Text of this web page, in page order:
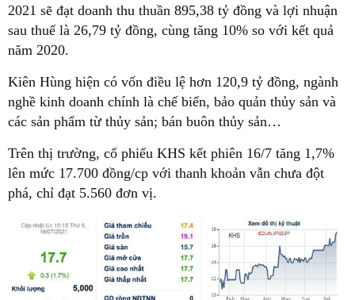
2021 sẽ đạt doanh thu thuần 895,38 tỷ đồng và lợi nhuận
sau thuế là 26,79 tỷ đồng, cùng tăng 10% so với kết quả
năm 2020.
Kiên Hùng hiện có vốn điều lệ hơn 120,9 tỷ đồng, ngành
nghề kinh doanh chính là chế biến, bảo quản thủy sản và
các sản phẩm từ thủy sản; bán buôn thủy sản…
Trên thị trường, cổ phiếu KHS kết phiên 16/7 tăng 1,7%
lên mức 17.700 đồng/cp với thanh khoản vẫn chưa đột
phá, chỉ đạt 5.560 đơn vị.